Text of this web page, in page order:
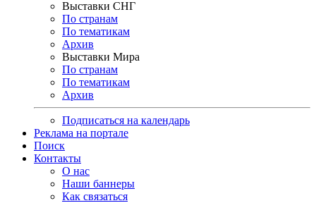
Выставки СНГ
По странам
По тематикам
Архив
Выставки Мира
По странам
По тематикам
Архив
Подписаться на календарь
Реклама на портале
Поиск
Контакты
О нас
Наши баннеры
Как связаться